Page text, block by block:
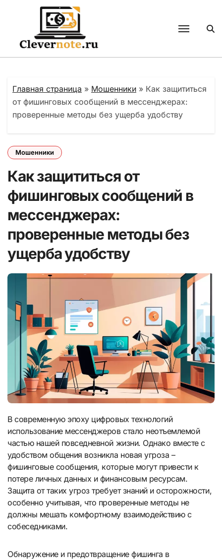
содержанию
Главная страница » Мошенники » Как защититься
от фишинговых сообщений в мессенджерах:
проверенные методы без ущерба удобству
Мошенники
Как защититься от
фишинговых сообщений в
мессенджерах:
проверенные методы без
ущерба удобству
В современную эпоху цифровых технологий
использование мессенджеров стало неотъемлемой
частью нашей повседневной жизни. Однако вместе с
удобством общения возникла новая угроза –
фишинговые сообщения, которые могут привести к
потере личных данных и финансовым ресурсам.
Защита от таких угроз требует знаний и осторожности,
особенно учитывая, что проверенные методы не
должны мешать комфортному взаимодействию с
собеседниками.
Обнаружение и предотвращение фишинга в